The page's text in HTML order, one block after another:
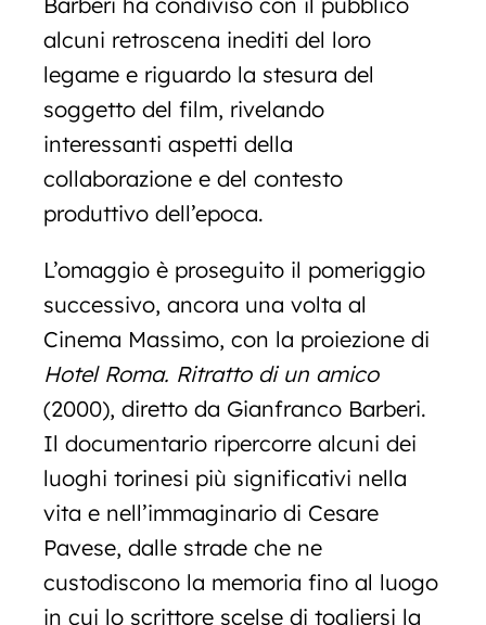
alcuni retroscena inediti del loro
legame e riguardo la stesura del
soggetto del film, rivelando
interessanti aspetti della
collaborazione e del contesto
produttivo dell’epoca.
L’omaggio è proseguito il pomeriggio
successivo, ancora una volta al
Cinema Massimo, con la proiezione di
Hotel Roma. Ritratto di un amico
(2000), diretto da Gianfranco Barberi.
Il documentario ripercorre alcuni dei
luoghi torinesi più significativi nella
vita e nell’immaginario di Cesare
Pavese, dalle strade che ne
custodiscono la memoria fino al luogo
in cui lo scrittore scelse di togliersi la